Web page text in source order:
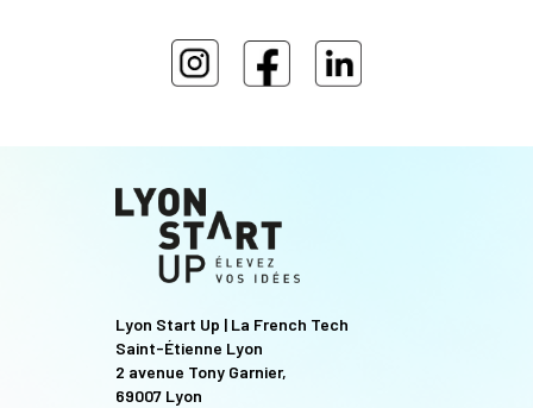
Lyon Start Up | La French Tech
Saint-Étienne Lyon
2 avenue Tony Garnier,
69007 Lyon